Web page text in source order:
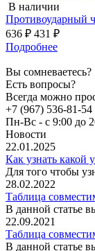
В наличии
Противоударный
636 ₽ 431 ₽
Подробнее
Вы сомневаетесь?
Есть вопросы?
Всегда можно
+7 (967) 536-81-54
Пн-Вс - с 9:00 до
Новости
22.01.2025
Как узнать какой
Для того чтобы
28.02.2022
Таблица
В данной статье
22.09.2021
Таблица
В данной статье